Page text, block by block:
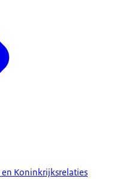
Koninkrijksrelaties